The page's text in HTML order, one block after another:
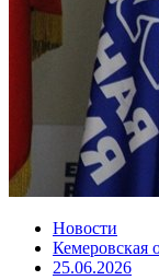
Новости
Кемеровская
25.06.2026